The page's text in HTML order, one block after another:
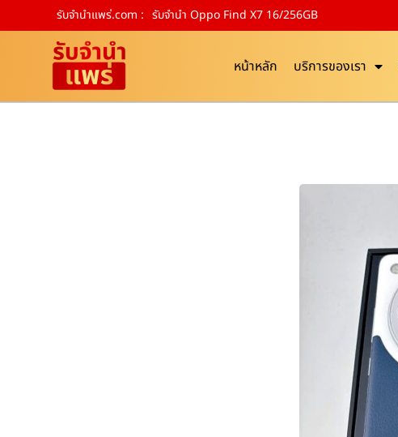
รับจํานําแพร่.com : รับจำนำ Oppo Find X7 16/256GB
หน้าหลัก บริการของเรา